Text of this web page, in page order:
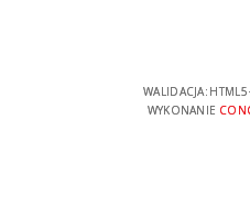
WALIDACJA: HTML5
WYKONANIE